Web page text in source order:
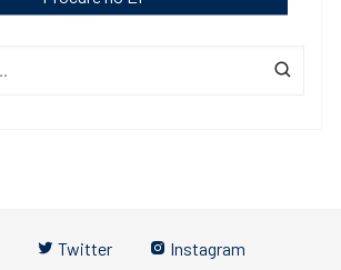
Twitter
Instagram